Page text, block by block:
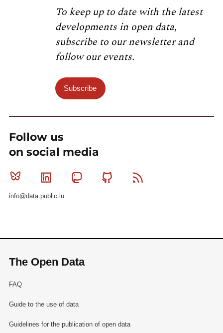
To keep up to date with the latest
developments in open data,
subscribe to our newsletter and
follow our events.
Subscribe
Follow us
on social media
Bluesky Linkedin MastodonGithub
info@data.public.lu
The Open Data
FAQ
Guide to the use of data
Guidelines for the publication of open data